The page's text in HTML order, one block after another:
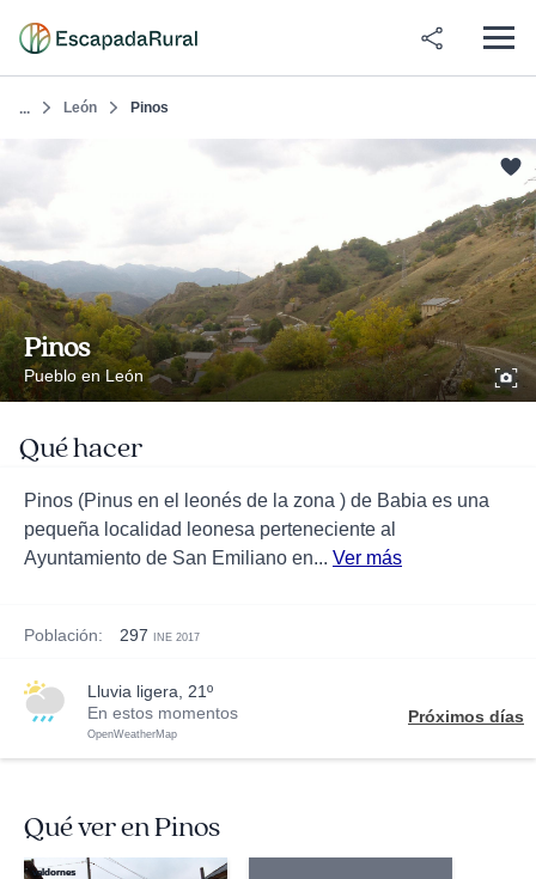
... León Pinos
Pinos
Pueblo en León
Qué hacer
Pinos (Pinus en el leonés de la zona ) de Babia es una
pequeña localidad leonesa perteneciente al
Ayuntamiento de San Emiliano en... Ver más
Población: 297 INE 2017
lluvia ligera, 21º
En estos momentos
OpenWeatherMap
Próximos días
Qué ver en Pinos
valdornes